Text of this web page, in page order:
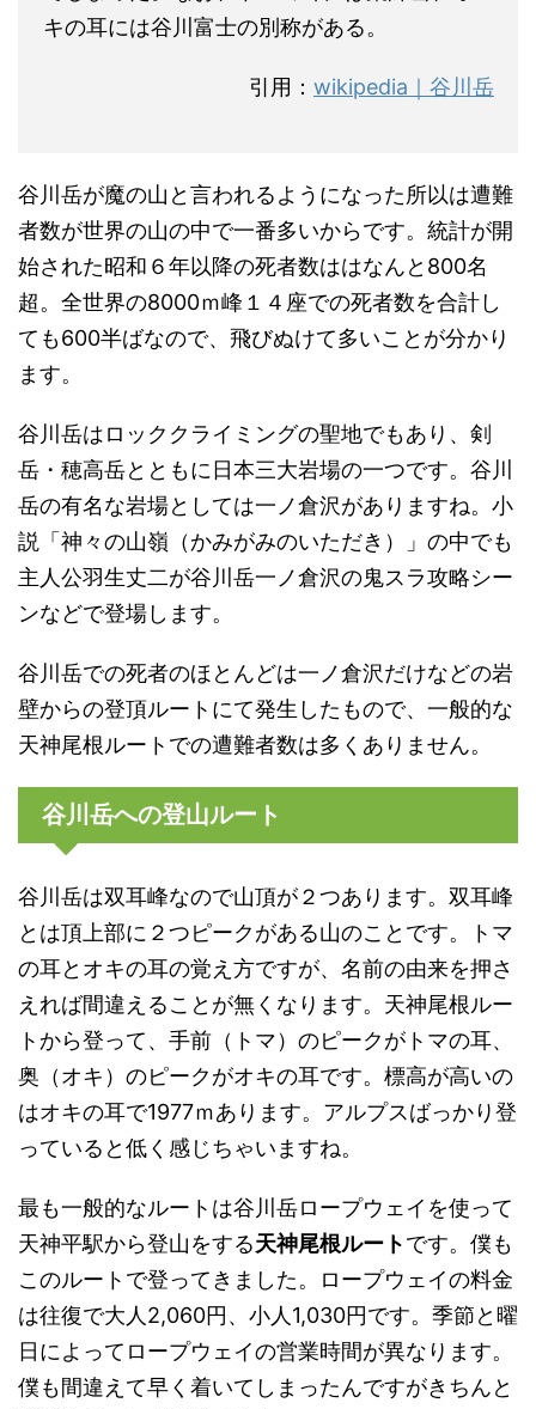
キの耳には谷川富士の別称がある。
引用： wikipedia｜谷川岳
谷川岳が魔の山と言われるようになった所以は遭難
者数が世界の山の中で一番多いからです。統計が開
始された昭和６年以降の死者数ははなんと800名
超。全世界の8000ｍ峰１４座での死者数を合計し
ても600半ばなので、飛びぬけて多いことが分かり
ます。
谷川岳はロッククライミングの聖地でもあり、剣
岳・穂高岳とともに日本三大岩場の一つです。谷川
岳の有名な岩場としては一ノ倉沢がありますね。小
説「神々の山嶺（かみがみのいただき）」の中でも
主人公羽生丈二が谷川岳一ノ倉沢の鬼スラ攻略シー
ンなどで登場します。
谷川岳での死者のほとんどは一ノ倉沢だけなどの岩
壁からの登頂ルートにて発生したもので、一般的な
天神尾根ルートでの遭難者数は多くありません。
谷川岳への登山ルート
谷川岳は双耳峰なので山頂が２つあります。双耳峰
とは頂上部に２つピークがある山のことです。トマ
の耳とオキの耳の覚え方ですが、名前の由来を押さ
えれば間違えることが無くなります。天神尾根ルー
トから登って、手前（トマ）のピークがトマの耳、
奥（オキ）のピークがオキの耳です。標高が高いの
はオキの耳で1977ｍあります。アルプスばっかり登
っていると低く感じちゃいますね。
最も一般的なルートは谷川岳ロープウェイを使って
天神平駅から登山をする天神尾根ルートです。僕も
このルートで登ってきました。ロープウェイの料金
は往復で大人2,060円、小人1,030円です。季節と曜
日によってロープウェイの営業時間が異なります。
僕も間違えて早く着いてしまったんですがきちんと